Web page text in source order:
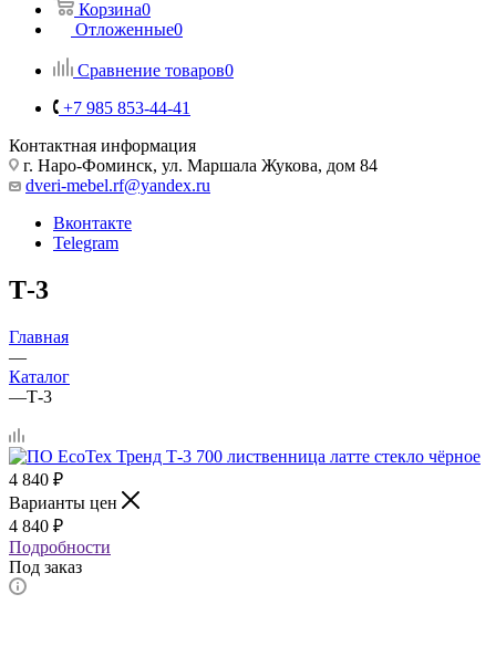
Корзина0
Отложенные0
Сравнение товаров0
+7 985 853-44-41
Контактная информация
г. Наро-Фоминск, ул. Маршала Жукова, дом 84
dveri-mebel.rf@yandex.ru
Вконтакте
Telegram
Т-3
Главная
—
Каталог
—Т-3
4 840 ₽
Варианты цен
4 840 ₽
Подробности
Под заказ